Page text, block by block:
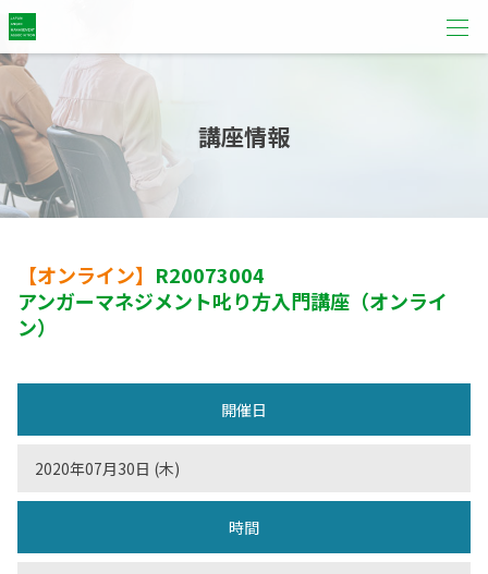
講座情報
【オンライン】 R20073004
アンガーマネジメント叱り方入門講座（オンライ
ン）
開催日
2020年07月30日 (木)
時間